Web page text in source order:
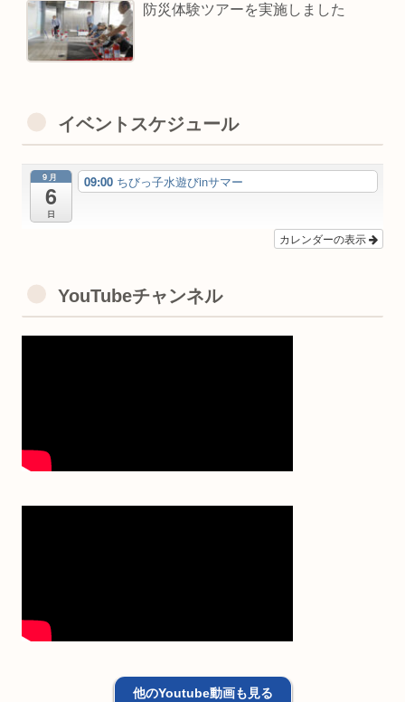
防災体験ツアーを実施しました
イベントスケジュール
9月
6
日
09:00 ちびっ子水遊びinサマー
カレンダーの表示
YouTubeチャンネル
他のYoutube動画も見る